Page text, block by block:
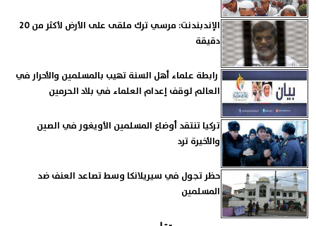
الإندبندنت: مرسي ترك ملقى على الأرض لأكثر من 20
دقيقة
رابطة علماء أهل السنة تهيب بالمسلمين والأحرار في
العالم لوقف إعدام العلماء في بلاد الحرمين
تركيا تنتقد أوضاع المسلمين الأويغور في الصين
والأخيرة ترد
حظر تجول في سيريلانكا وسط تصاعد العنف ضد
المسلمين